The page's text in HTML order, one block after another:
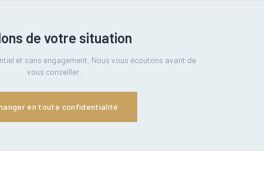
de votre situation
et sans engagement. Nous vous écoutons avant de
vous conseiller.
en toute confidentialité